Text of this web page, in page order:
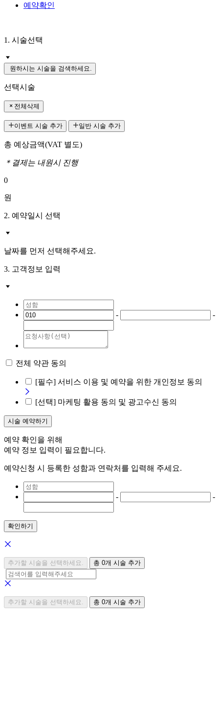
예약확인
1. 시술선택
원하시는 시술을 검색하세요.
선택시술
전체삭제
이벤트 시술 추가 일반 시술 추가
총 예상금액(VAT 별도)
＊결제는 내원시 진행
0
원
2. 예약일시 선택
날짜를 먼저 선택해주세요.
3. 고객정보 입력
- -
전체 약관 동의
[필수] 서비스 이용 및 예약을 위한 개인정보 동의
[선택] 마케팅 활용 동의 및 광고수신 동의
시술 예약하기
예약 확인을 위해
예약 정보 입력이 필요합니다.
예약신청 시 등록한 성함과 연락처를 입력해 주세요.
- -
확인하기
추가할 시술을 선택하세요. 총 0개 시술 추가
추가할 시술을 선택하세요. 총 0개 시술 추가